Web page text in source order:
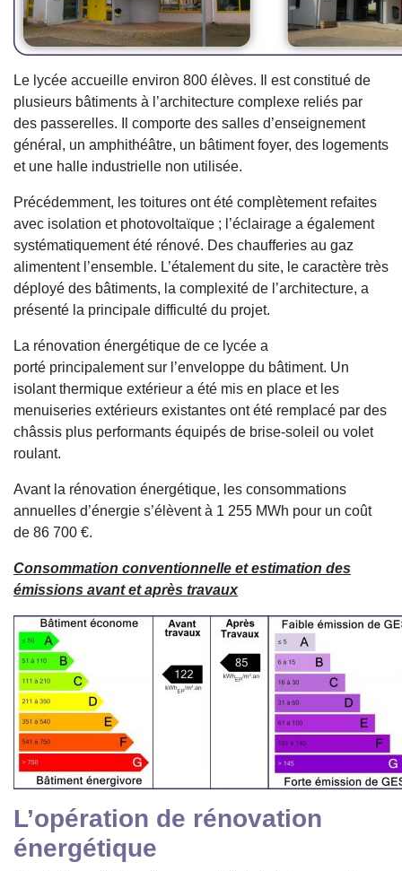
Le lycée accueille environ 800 élèves. Il est constitué de
plusieurs bâtiments à l’architecture complexe reliés par
des passerelles. Il comporte des salles d’enseignement
général, un amphithéâtre, un bâtiment foyer, des logements
et une halle industrielle non utilisée.
Précédemment, les toitures ont été complètement refaites
avec isolation et photovoltaïque ; l’éclairage a également
systématiquement été rénové. Des chaufferies au gaz
alimentent l’ensemble. L’étalement du site, le caractère très
déployé des bâtiments, la complexité de l’architecture, a
présenté la principale difficulté du projet.
La rénovation énergétique de ce lycée a
porté principalement sur l’enveloppe du bâtiment. Un
isolant thermique extérieur a été mis en place et les
menuiseries extérieurs existantes ont été remplacé par des
châssis plus performants équipés de brise-soleil ou volet
roulant.
Avant la rénovation énergétique, les consommations
annuelles d’énergie s’élèvent à 1 255 MWh pour un coût
de 86 700 €.
Consommation conventionnelle et estimation des
émissions avant et après travaux
L’opération de rénovation
énergétique